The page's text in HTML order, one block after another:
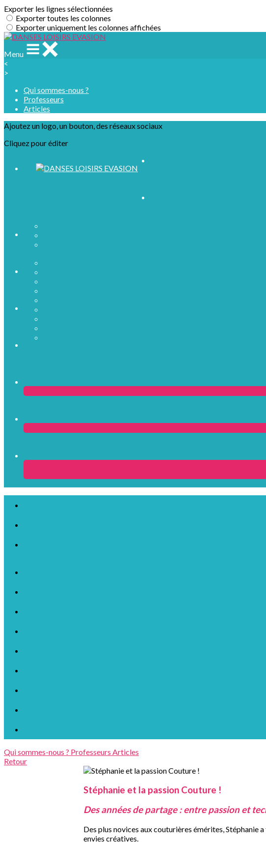
Exporter les lignes sélectionnées
Exporter toutes les colonnes
Exporter uniquement les colonnes affichées
Menu
<
>
Qui sommes-nous ?
Professeurs
Articles
Ajoutez un logo, un bouton, des réseaux sociaux
Cliquez pour éditer
Qui sommes-nous ? Professeurs Articles
Retour
Stéphanie et la passion Couture !
Des années de partage : entre passion et
Des plus novices aux couturières émérites, Stéphanie
envies créatives.